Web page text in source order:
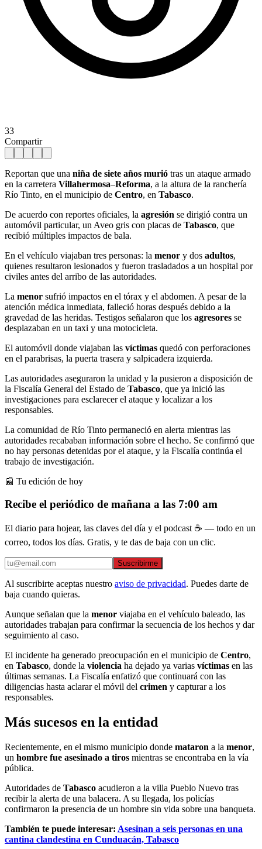
33
Compartir
Reportan que una niña de siete años murió tras un ataque armado
en la carretera Villahermosa–Reforma, a la altura de la ranchería
Río Tinto, en el municipio de Centro, en Tabasco.
De acuerdo con reportes oficiales, la agresión se dirigió contra un
automóvil particular, un Aveo gris con placas de Tabasco, que
recibió múltiples impactos de bala.
En el vehículo viajaban tres personas: la menor y dos adultos,
quienes resultaron lesionados y fueron trasladados a un hospital por
civiles antes del arribo de las autoridades.
La menor sufrió impactos en el tórax y el abdomen. A pesar de la
atención médica inmediata, falleció horas después debido a la
gravedad de las heridas. Testigos señalaron que los agresores se
desplazaban en un taxi y una motocicleta.
El automóvil donde viajaban las víctimas quedó con perforaciones
en el parabrisas, la puerta trasera y salpicadera izquierda.
Las autoridades aseguraron la unidad y la pusieron a disposición de
la Fiscalía General del Estado de Tabasco, que ya inició las
investigaciones para esclarecer el ataque y localizar a los
responsables.
La comunidad de Río Tinto permaneció en alerta mientras las
autoridades recababan información sobre el hecho. Se confirmó que
no hay personas detenidas por el ataque, y la Fiscalía continúa el
trabajo de investigación.
📰 Tu edición de hoy
Recibe el periódico de mañana a las 7:00 am
El diario para hojear, las claves del día y el podcast ☕ — todo en un
correo, todos los días. Gratis, y te das de baja con un clic.
Suscribirme
Al suscribirte aceptas nuestro aviso de privacidad. Puedes darte de
baja cuando quieras.
Aunque señalan que la menor viajaba en el vehículo baleado, las
autoridades trabajan para confirmar la secuencia de los hechos y dar
seguimiento al caso.
El incidente ha generado preocupación en el municipio de Centro,
en Tabasco, donde la violencia ha dejado ya varias víctimas en las
últimas semanas. La Fiscalía enfatizó que continuará con las
diligencias hasta aclarar el móvil del crimen y capturar a los
responsables.
Más sucesos en la entidad
Recientemente, en el mismo municipio donde mataron a la menor,
un hombre fue asesinado a tiros mientras se encontraba en la vía
pública.
Autoridades de Tabasco acudieron a la villa Pueblo Nuevo tras
recibir la alerta de una balacera. A su llegada, los policías
confirmaron la presencia de un hombre sin vida sobre una banqueta.
También te puede interesar: Asesinan a seis personas en una
cantina clandestina en Cunduacán, Tabasco